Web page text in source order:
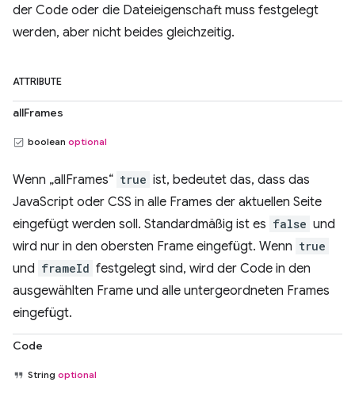
der Code oder die Dateieigenschaft muss festgelegt
werden, aber nicht beides gleichzeitig.
ATTRIBUTE
allFrames
boolean optional
Wenn „allFrames“ true ist, bedeutet das, dass das
JavaScript oder CSS in alle Frames der aktuellen Seite
eingefügt werden soll. Standardmäßig ist es false und
wird nur in den obersten Frame eingefügt. Wenn true
und frameId festgelegt sind, wird der Code in den
ausgewählten Frame und alle untergeordneten Frames
eingefügt.
Code
String optional